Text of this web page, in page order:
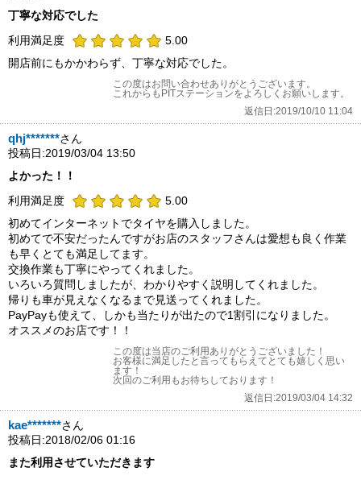
丁寧な対応でした
利用満足度
5.00
開店前にもかかわらず、丁寧な対応でした。
この度はお問い合わせありがとうございます。
これからもPITステーションをよろしくお願いします。
返信日:2019/10/10 11:04
qhj*******さん
投稿日:2019/03/04 13:50
よかった！！
利用満足度
5.00
初めてインターネットでタイヤを購入しました。
初めてで不安だったんですがお店のスタッフさんは愛想も良く作業
も早くとても満足してます。
交換作業も丁寧にやってくれました。
いろいろ質問しましたが、わかりやすく説明してくれました。
帰りも車が見えなくなるまで見送ってくれました。
PayPayも使えて、しかも当たりが出たので1割引になりました。
オススメのお店です！！
この度は当店のご利用ありがとうございました！
お客様に満足したと言ってもらえてとても嬉しく思い
ます！
次回のご利用もお待ちしております！
返信日:2019/03/04 14:32
kae*******さん
投稿日:2018/02/06 01:16
また利用させていただきます